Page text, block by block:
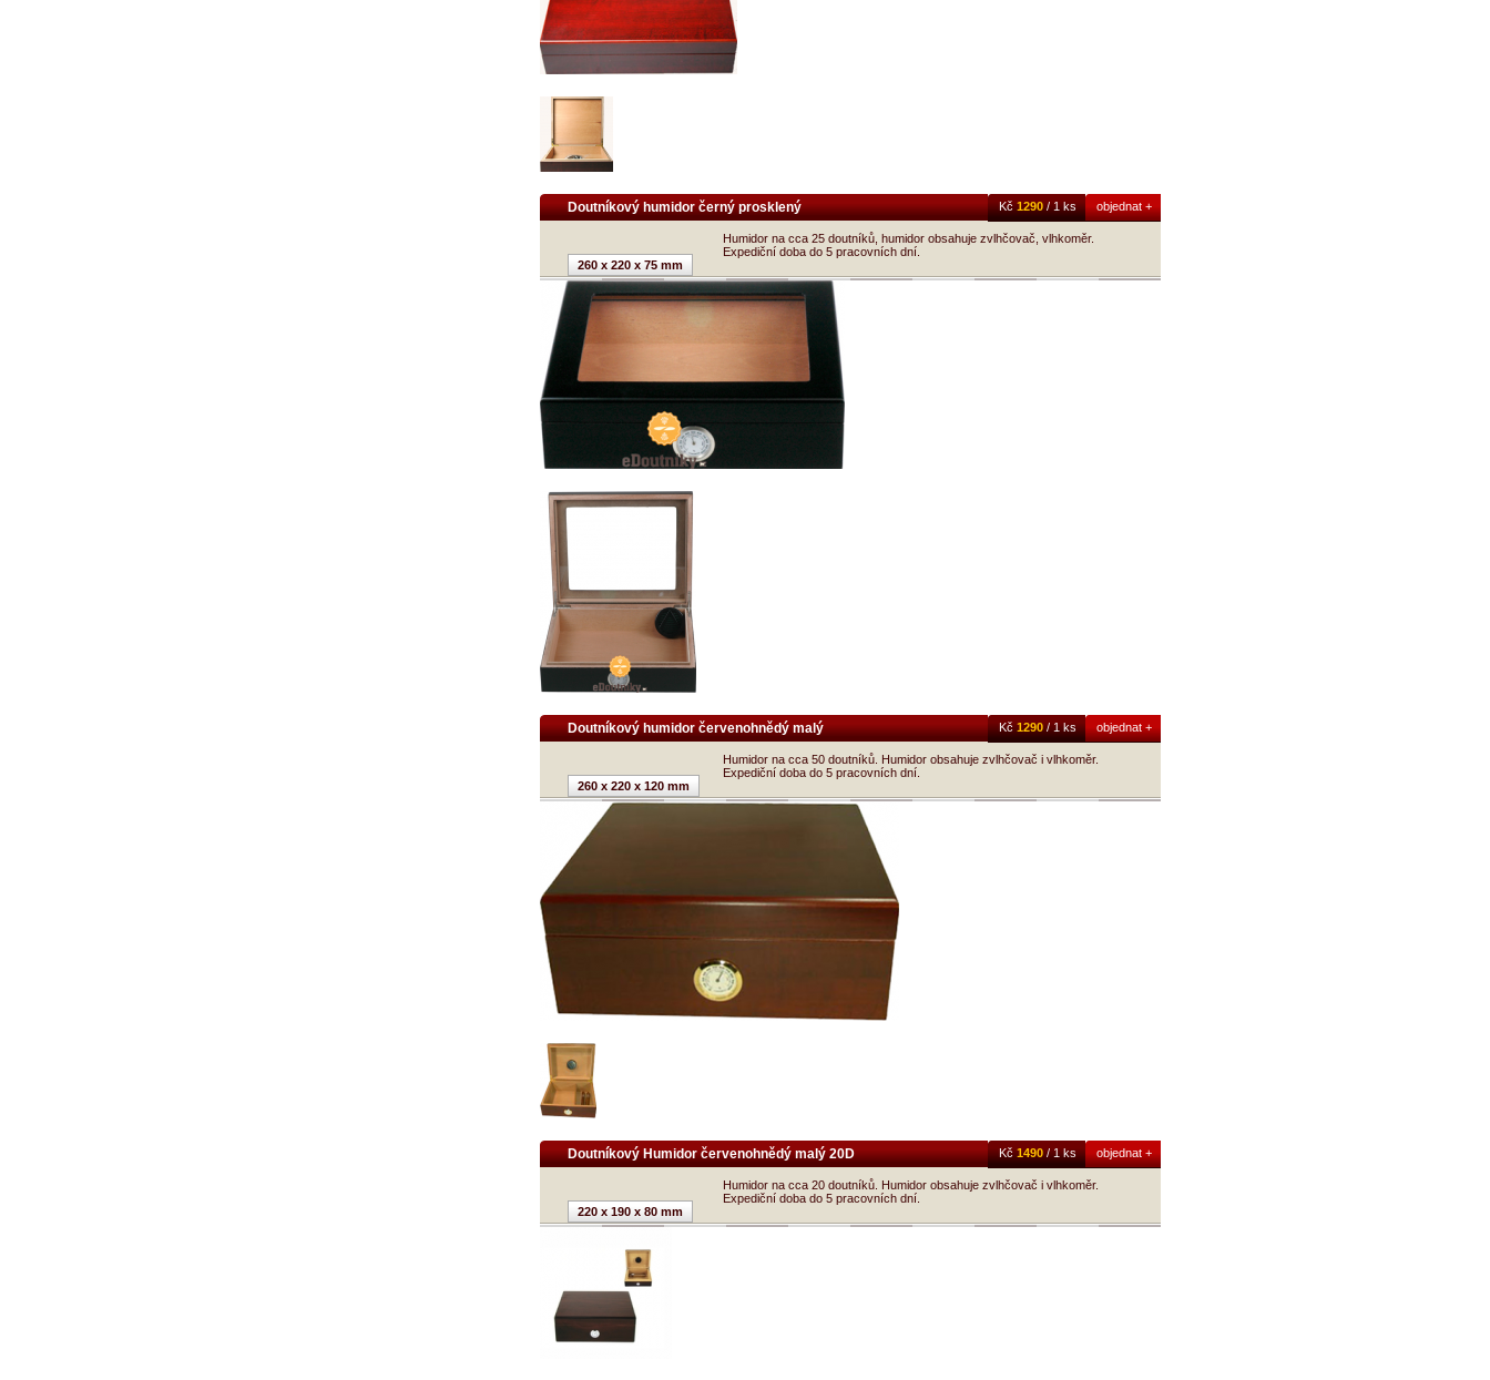
objednat +
Kč1290/ 1 ks
Doutníkový humidor černý prosklený
260 x 220 x 75 mm
Humidor na cca 25 doutníků, humidor obsahuje zvlhčovač, vlhkoměr.
Expediční doba do 5 pracovních dní.
objednat +
Kč1290/ 1 ks
Doutníkový humidor červenohnědý malý
260 x 220 x 120 mm
Humidor na cca 50 doutníků. Humidor obsahuje zvlhčovač i vlhkoměr.
Expediční doba do 5 pracovních dní.
objednat +
Kč1490/ 1 ks
Doutníkový Humidor červenohnědý malý 20D
220 x 190 x 80 mm
Humidor na cca 20 doutníků. Humidor obsahuje zvlhčovač i vlhkoměr.
Expediční doba do 5 pracovních dní.